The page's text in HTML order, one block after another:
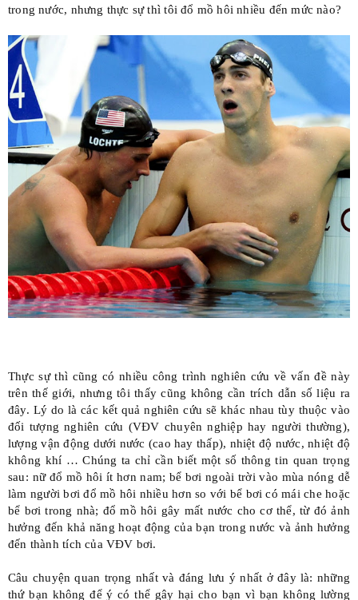
trong nước, nhưng thực sự thìtôi đổ mồ hôi nhiều đến mức nào?
Thực sự thì cũng có nhiều công trình nghiên cứu về vấn đề này
trên thế giới, nhưng tôi thấy cũng không cần trích dẫn số liệu ra
đây. Lý do là các kết quả nghiên cứu sẽ khác nhau tùy thuộc vào
đối tượng nghiên cứu (VĐV chuyên nghiệp hay người thường),
lượng vận động dưới nước (cao hay thấp), nhiệt độ nước, nhiệt độ
không khí … Chúng ta chỉ cần biết một số thông tin quan trọng
sau: nữ đổ mồ hôi ít hơn nam; bể bơi ngoài trời vào mùa nóng dễ
làm người bơi đổ mồ hôi nhiều hơn so với bể bơi có mái che hoặc
bể bơi trong nhà; đổ mồ hôi gây mất nước cho cơ thể, từ đó ảnh
hưởng đến khả năng hoạt động của bạn trong nước và ảnh hưởng
đến thành tích của VĐV bơi.
Câu chuyện quan trọng nhất và đáng lưu ý nhất ở đây là: những
thứ bạn không để ý có thể gây hại cho bạn vì bạn không lường